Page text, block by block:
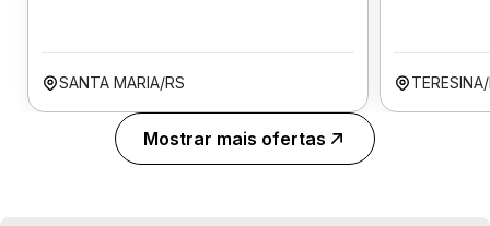
SANTA MARIA/RS
Mostrar mais ofertas